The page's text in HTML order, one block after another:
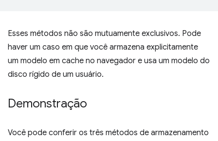
Esses métodos não são mutuamente exclusivos. Pode
haver um caso em que você armazena explicitamente
um modelo em cache no navegador e usa um modelo do
disco rígido de um usuário.
Demonstração
Você pode conferir os três métodos de armazenamento